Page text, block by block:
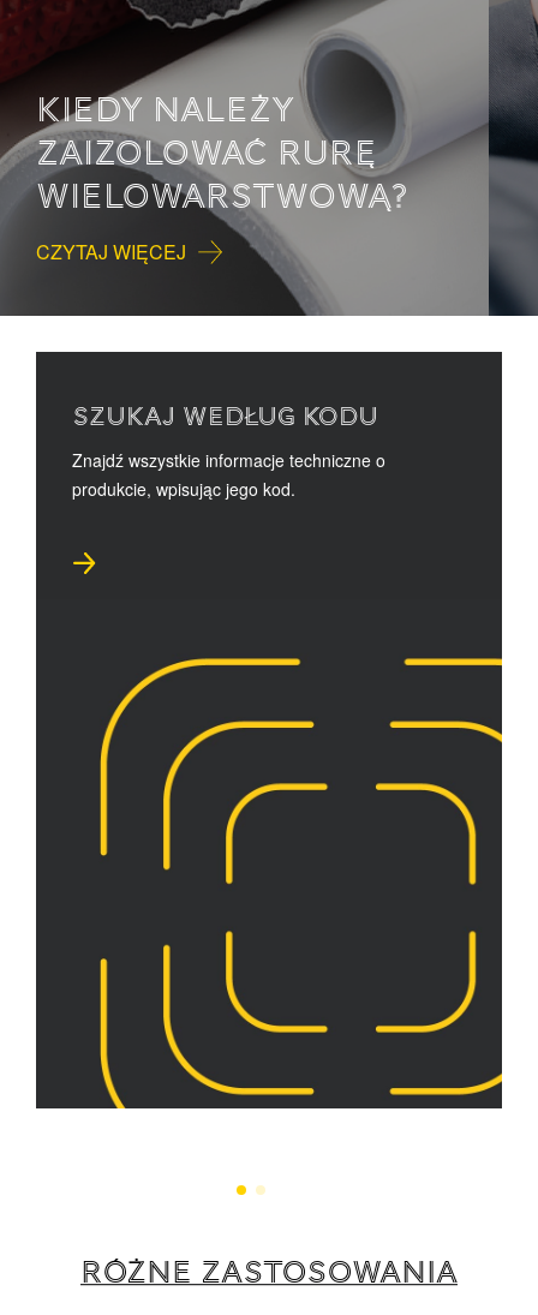
KIEDY NALEŻY
ZAIZOLOWAĆ RURĘ
WIELOWARSTWOWĄ?
CZYTAJ WIĘCEJ
SZUKAJ WEDŁUG KODU
Znajdź wszystkie informacje techniczne o
produkcie, wpisując jego kod.
RÓŻNE ZASTOSOWANIA